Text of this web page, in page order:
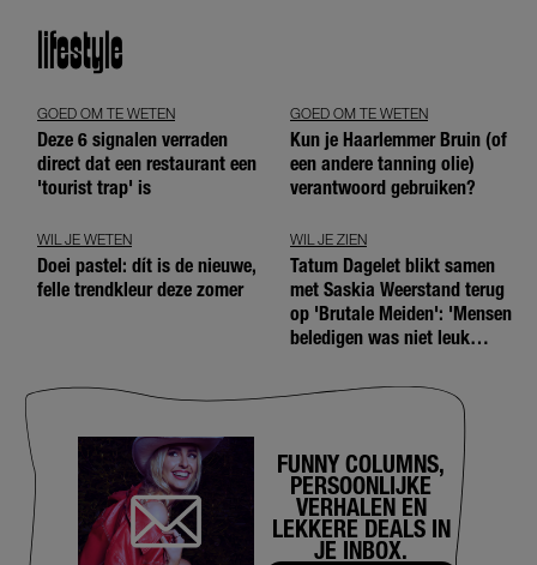
lifestyle
GOED OM TE WETEN
Deze 6 signalen verraden
direct dat een restaurant een
'tourist trap' is
GOED OM TE WETEN
Kun je Haarlemmer Bruin (of
een andere tanning olie)
verantwoord gebruiken?
WIL JE WETEN
Doei pastel: dít is de nieuwe,
felle trendkleur deze zomer
WIL JE ZIEN
Tatum Dagelet blikt samen
met Saskia Weerstand terug
op 'Brutale Meiden': 'Mensen
beledigen was niet leuk
FUNNY COLUMNS,
PERSOONLIJKE
VERHALEN EN
LEKKERE DEALS IN
JE INBOX.